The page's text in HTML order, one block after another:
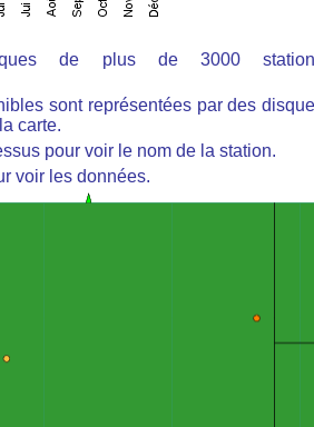
de plus de 3000
sont représentées par des
carte.
pour voir le nom de la station.
voir les données.